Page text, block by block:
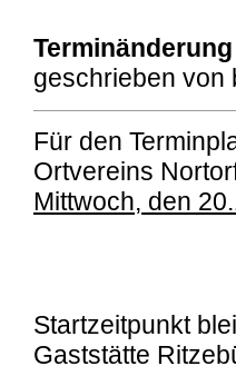
geschrieben von
Für den
Ortvereins
Mittwoch, den
Startzeitpunkt
Gaststätte